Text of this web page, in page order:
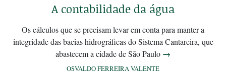
A contabilidade da água
Os cálculos que se precisam levar em conta para manter a
integridade das bacias hidrográficas do Sistema Cantareira, que
abastecem a cidade de São Paulo →
OSVALDO FERREIRA VALENTE